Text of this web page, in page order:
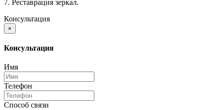
7. Реставрация зеркал.
Консультация
×
Консультация
Имя
Телефон
Способ связи